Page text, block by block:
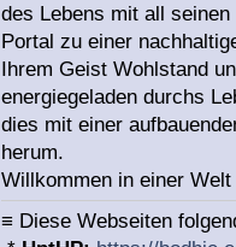
des Lebens mit all
Portal zu einer
Ihrem Geist Wohlstand
energiegeladen durchs
dies mit einer
herum.
Willkommen in einer
≡ Diese Webseiten